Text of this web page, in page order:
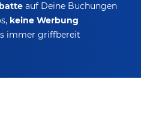
auf Deine Buchungen
keine Werbung
immer griffbereit